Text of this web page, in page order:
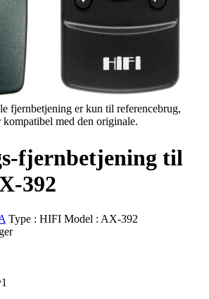
fjernbetjening er kun til referencebrug,
med den originale.
fjernbetjening til
392
Type : HIFI Model : AX-392